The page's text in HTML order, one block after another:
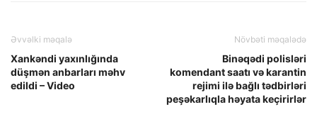
Əvvəlki məqalə
Xankəndi yaxınlığında
düşmən anbarları məhv
edildi – Video
Növbəti məqalədə
Binəqədi polisləri
komendant saatı və karantin
rejimi ilə bağlı tədbirləri
peşəkarlıqla həyata keçirirlər